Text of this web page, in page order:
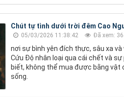
Chút tự tình dưới trời đêm Cao
05/03/2026 11:38:42 Đã xem:
nơi sự bình yên đích thực, sâu xa
Cứu Độ nhân loại qua cái chết và
biết, không thể mua được bằng vật
sống.